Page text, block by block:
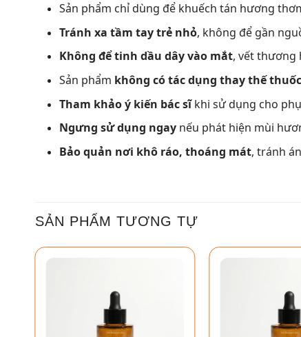
Sản phẩm chỉ dùng để khuếch tán hương
Tránh xa tầm tay trẻ nhỏ, không để gần
Không để tinh dầu dây vào mắt, vết thương
Sản phẩm không có tác dụng thay thế thuốc
Tham khảo ý kiến bác sĩkhi sử dụng cho
Ngưng sử dụng ngay nếu phát hiện mùi
Bảo quản nơi khô ráo, thoáng mát, tránh
SẢN PHẨM TƯƠNG TỰ